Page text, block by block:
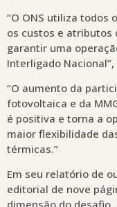
“O ONS utiliza todos
os custos e atributos
garantir uma
Interligado
“O aumento da
fotovoltaica e da
é positiva e torna a
maior flexibilidade
térmicas.”
Em seu relatório de
editorial de nove